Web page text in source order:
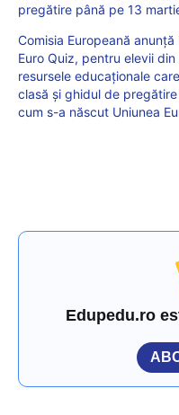
pregătire până pe 13
Comisia Europeană
Euro Quiz, pentru elevii
resursele educaționale
clasă și ghidul de
cum s-a născut Uniunea
Edupedu.ro